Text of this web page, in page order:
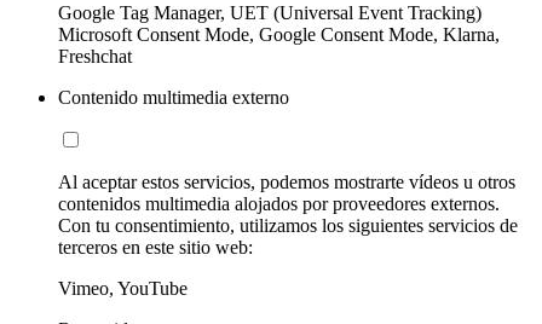
Google Tag Manager, UET (Universal Event Tracking)
Microsoft Consent Mode, Google Consent Mode, Klarna,
Freshchat
Contenido multimedia externo
Al aceptar estos servicios, podemos mostrarte vídeos u otros
contenidos multimedia alojados por proveedores externos.
Con tu consentimiento, utilizamos los siguientes servicios de
terceros en este sitio web:
Vimeo, YouTube